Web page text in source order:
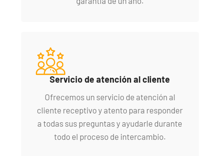
Servicio de atención al cliente
Ofrecemos un servicio de atención al
cliente receptivo y atento para responder
a todas sus preguntas y ayudarle durante
todo el proceso de intercambio.